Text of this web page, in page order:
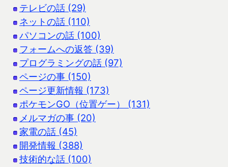
テレビの話 (29)
ネットの話 (110)
パソコンの話 (100)
フォームへの返答 (39)
プログラミングの話 (97)
ページの事 (150)
ページ更新情報 (173)
ポケモンGO（位置ゲー） (131)
メルマガの事 (20)
家電の話 (45)
開発情報 (388)
技術的な話 (100)